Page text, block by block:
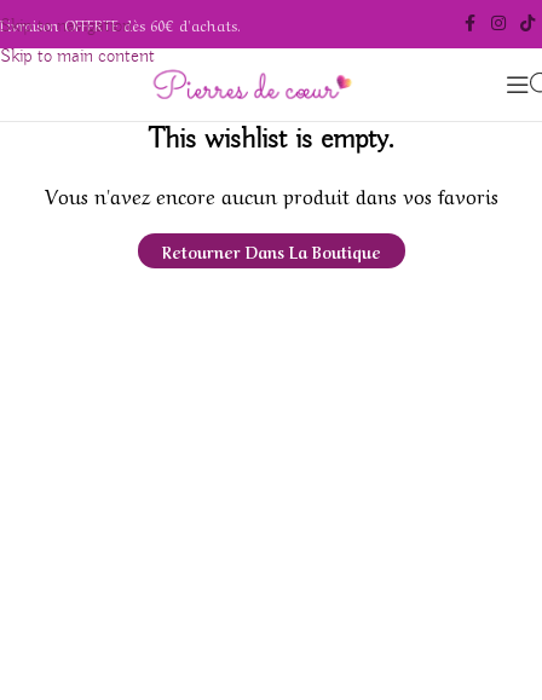
Skip to navigation
Skip to main content
Livraison OFFERTE dès 60€ d'achats.
This wishlist is empty.
Vous n'avez encore aucun produit dans vos favoris
Retourner Dans La Boutique